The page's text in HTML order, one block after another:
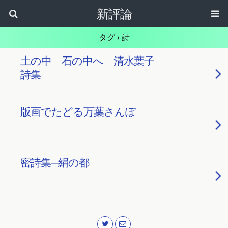
新評論
タグ › 詩
土の中 石の中へ 清水葉子
詩集
版画でたどる万葉さんぽ
密詩集─絹の都